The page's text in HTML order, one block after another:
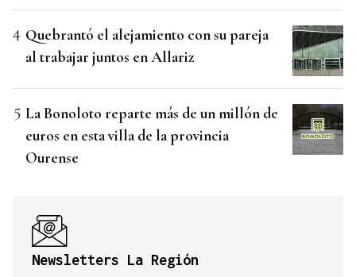
Quebrantó el alejamiento con su pareja
al trabajar juntos en Allariz
La Bonoloto reparte más de un millón de
euros en esta villa de la provincia
Ourense
Newsletters La Región